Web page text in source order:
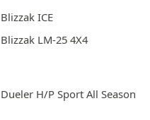
Blizzak ICE
Blizzak LM-25 4X4
Dueler H/P Sport All Season